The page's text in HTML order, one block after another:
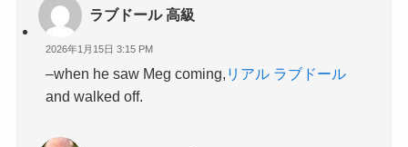
ラブドール 高級
2026年1月15日 3:15 PM
–when he saw Meg coming, リアル ラブドール
and walked off.